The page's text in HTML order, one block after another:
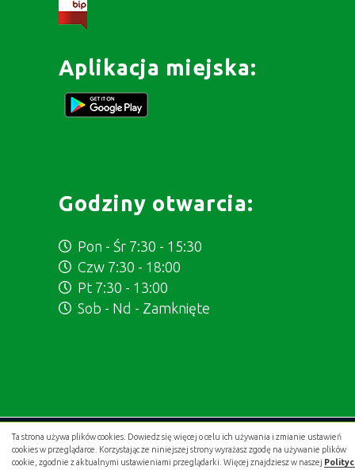
Ta strona używa plików cookies. Dowiedz się więcej o celu ich używania i zmianie ustawień
cookies w przeglądarce. Korzystając ze niniejszej strony wyrażasz zgodę na używanie plików
cookie, zgodnie z aktualnymi ustawieniami przeglądarki. Więcej znajdziesz w naszej
Aplikacja miejska:
Godziny otwarcia:
Pon - Śr 7:30 - 15:30
Czw 7:30 - 18:00
Pt 7:30 - 13:00
Sob - Nd - Zamknięte
Projekt i wykonanie:.gold studio digital